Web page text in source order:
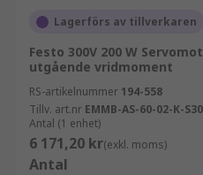
Lagerförs av tillverkaren
Festo 300V 200 W
utgående vridmoment
RS-artikelnummer 194-558
Tillv. art.nr EMMB-AS-60-02-K-
Antal (1 enhet)
6 171,20 kr(exkl. moms)
Antal